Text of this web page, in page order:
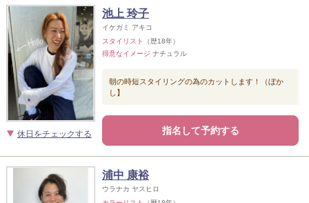
休日をチェックする
池上 玲子
イケガミ アキコ
スタイリスト
（歴18年）
得意なイメージ ナチュラル
朝の時短スタイリングの為のカットします！（ぼか
し】
指名して予約する
浦中 康裕
ウラナカ ヤスヒロ